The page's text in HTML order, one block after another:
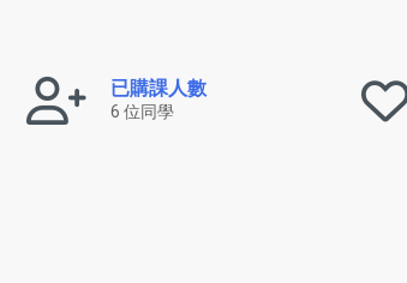
已購課人數
6 位同學